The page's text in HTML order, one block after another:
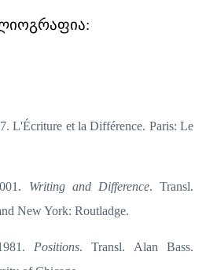
L'Écriture et la Différence. Paris: Le
Writing and Difference. Transl.
New York: Routladge.
Positions. Transl. Alan Bass.